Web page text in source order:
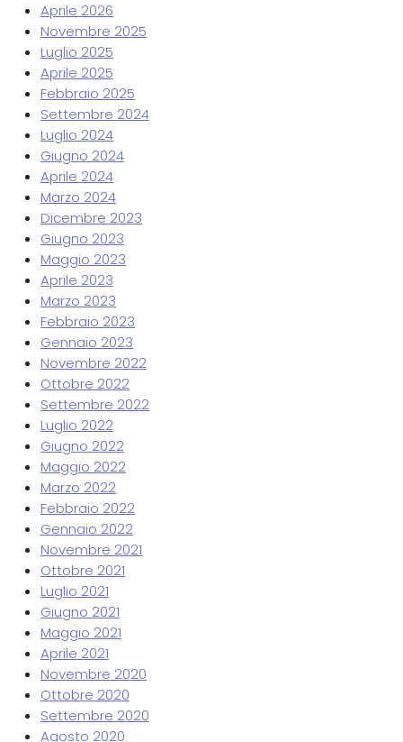
Aprile 2026
Novembre 2025
Luglio 2025
Aprile 2025
Febbraio 2025
Settembre 2024
Luglio 2024
Giugno 2024
Aprile 2024
Marzo 2024
Dicembre 2023
Giugno 2023
Maggio 2023
Aprile 2023
Marzo 2023
Febbraio 2023
Gennaio 2023
Novembre 2022
Ottobre 2022
Settembre 2022
Luglio 2022
Giugno 2022
Maggio 2022
Marzo 2022
Febbraio 2022
Gennaio 2022
Novembre 2021
Ottobre 2021
Luglio 2021
Giugno 2021
Maggio 2021
Aprile 2021
Novembre 2020
Ottobre 2020
Settembre 2020
Agosto 2020